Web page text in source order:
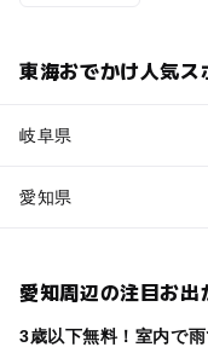
東海おでかけ人気
岐阜県
愛知県
愛知周辺の注目お出
3歳以下無料！室内で